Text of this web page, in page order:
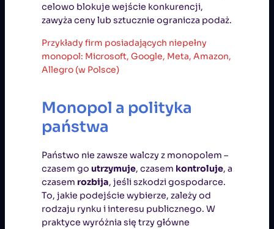
celowo blokuje wejście konkurencji,
zawyża ceny lub sztucznie ogranicza podaż.
Przykłady firm posiadających niepełny
monopol: Microsoft, Google, Meta, Amazon,
Allegro (w Polsce)
Monopol a polityka
państwa
Państwo nie zawsze walczy z monopolem –
czasem go utrzymuje, czasem kontroluje, a
czasem rozbija, jeśli szkodzi gospodarce.
To, jakie podejście wybierze, zależy od
rodzaju rynku i interesu publicznego. W
praktyce wyróżnia się trzy główne